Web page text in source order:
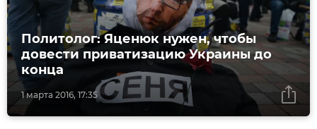
1 марта 2016, 17:35
Политолог: Яценюк нужен, чтобы
довести приватизацию Украины до
конца